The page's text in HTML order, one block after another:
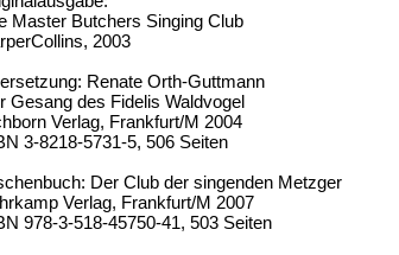
Master Butchers Singing Club
2003
Renate Orth-Guttmann
Gesang des Fidelis Waldvogel
Verlag, Frankfurt/M 2004
3-8218-5731-5, 506 Seiten
Der Club der singenden Metzger
Verlag, Frankfurt/M 2007
978-3-518-45750-41, 503 Seiten